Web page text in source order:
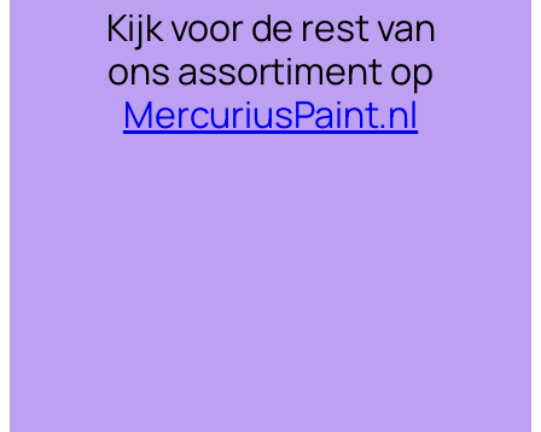
Kijk voor de rest van
ons assortiment op
MercuriusPaint.nl